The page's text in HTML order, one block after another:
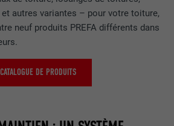
autres variantes – pour votre toiture,
neuf produits PREFA différents dans
DE PRODUITS
Utilisé par YouTube (Google) pour
enregistrer les paramètres utilisateur et
Google AdSense